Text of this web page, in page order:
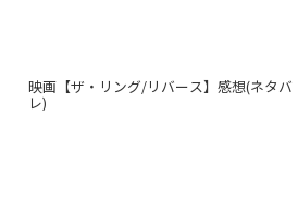
映画【ザ・リング/リバース】感想(ネタバ
レ)